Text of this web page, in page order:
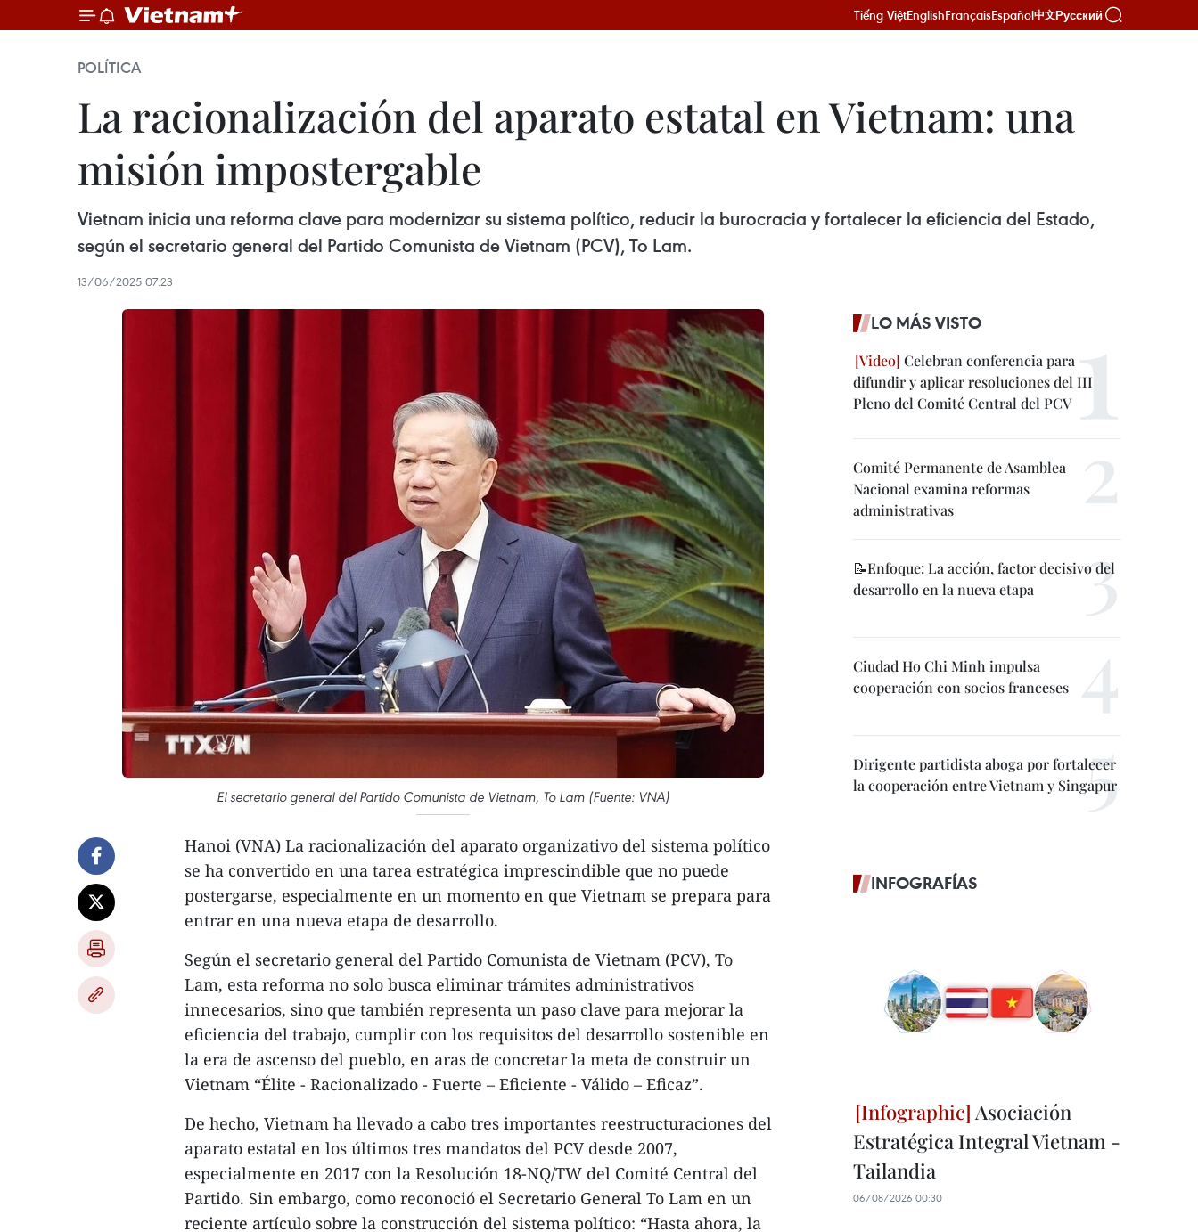
Tiếng ViệtEnglishFrançaisEspañol中文Русский
POLÍTICA
La racionalización del aparato estatal en Vietnam: una
misión impostergable
Vietnam inicia una reforma clave para modernizar su sistema político, reducir la burocracia y fortalecer la eficiencia del Estado,
según el secretario general del Partido Comunista de Vietnam (PCV), To Lam.
13/06/2025 07:23
El secretario general del Partido Comunista de Vietnam, To Lam (Fuente: VNA)
Hanoi (VNA) La racionalización del aparato organizativo del sistema político
se ha convertido en una tarea estratégica imprescindible que no puede
postergarse, especialmente en un momento en que Vietnam se prepara para
entrar en una nueva etapa de desarrollo.
Según el secretario general del Partido Comunista de Vietnam (PCV), To
Lam, esta reforma no solo busca eliminar trámites administrativos
innecesarios, sino que también representa un paso clave para mejorar la
eficiencia del trabajo, cumplir con los requisitos del desarrollo sostenible en
la era de ascenso del pueblo, en aras de concretar la meta de construir un
Vietnam “Élite - Racionalizado - Fuerte – Eficiente - Válido – Eficaz”.
De hecho, Vietnam ha llevado a cabo tres importantes reestructuraciones del
aparato estatal en los últimos tres mandatos del PCV desde 2007,
especialmente en 2017 con la Resolución 18-NQ/TW del Comité Central del
Partido. Sin embargo, como reconoció el Secretario General To Lam en un
reciente artículo sobre la construcción del sistema político: “Hasta ahora, la
LO MÁS VISTO
Celebran conferencia para
difundir y aplicar resoluciones del III
Pleno del Comité Central del PCV
Comité Permanente de Asamblea
Nacional examina reformas
administrativas
📝Enfoque: La acción, factor decisivo del
desarrollo en la nueva etapa
Ciudad Ho Chi Minh impulsa
cooperación con socios franceses
Dirigente partidista aboga por fortalecer
la cooperación entre Vietnam y Singapur
INFOGRAFÍAS
Asociación
Estratégica Integral Vietnam -
Tailandia
06/08/2026 00:30